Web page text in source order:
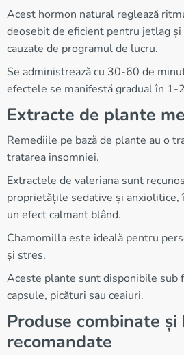
Acest hormon natural reglează
deosebit de eficient pentru jetlag
cauzate de programul de lucru.
Se administrează cu 30-60 de
efectele se manifestă gradual în 1-
Extracte de plante
Remediile pe bază de plante au o
tratarea insomniei.
Extractele de valeriana sunt
proprietățile sedative și anxiolitice,
un efect calmant blând.
Chamomilla este ideală pentru
și stres.
Aceste plante sunt disponibile sub
capsule, picături sau ceaiuri.
Produse combinate
recomandate